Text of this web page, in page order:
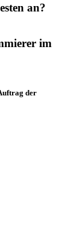
an?
im
der